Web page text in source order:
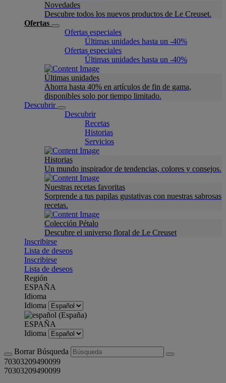
Novedades
Descubre todos los nuevos productos de Le Creuset.
Ofertas
Ofertas especiales
Últimas unidades hasta un -40%
Ofertas especiales
Últimas unidades hasta un -40%
Últimas unidades
Ahorra hasta 40% en artículos de fin de gama,
disponibles solo por tiempo limitado.
Descubrir
Descubrir
Recetas
Historias
Servicios
Historias
Un mundo inspirador de tendencias, colores y consejos.
Nuestras recetas favoritas
Sorprende a tus papilas gustativas con nuestras sabrosas
recetas.
Colección Pétalo
Descubre el universo floral de Le Creuset
Inscribirse
Lista de deseos
Inscribirse
Lista de deseos
Región
ESPAÑA
Idioma
Idioma
ESPAÑA
Idioma
Borrar Búsqueda
70303209490099
70303209490099